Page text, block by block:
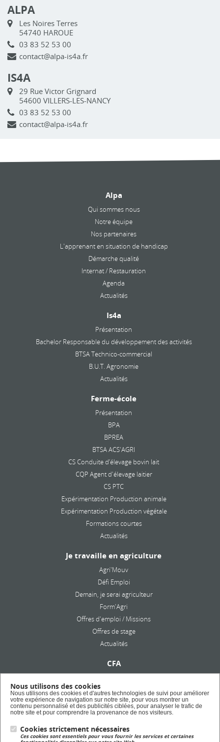
ALPA
Les Noires Terres
54740 HAROUE
03 83 52 53 00
contact@alpa-is4a.fr
IS4A
29 Rue Victor Grignard
54600 VILLERS-LES-NANCY
03 83 52 53 00
contact@alpa-is4a.fr
Alpa
Qui sommes nous
Notre équipe
Nos partenaires
L'apprenant en situation de handicap
Démarche qualité
Internat / Restauration
Agenda
Actualités
Is4a
Présentation
Bachelor Responsable du développement des activités
BTSA Technico-commercial
B.U.T. Agronomie
Actualités
Ferme-école
Présentation
BPA
BPREA
BTSA ACS'AGRI
CS Conduite d’élevage bovin lait
CQP Agent d'élevage laitier
CS PTC
Expérimentation Production animale
Expérimentation Production végétale
Formations courtes
Actualités
Je travaille en agriculture
Agri'Mouv
Défi Emploi
Demain, je serai agriculteur
Form'Agri
Offres d'emploi / Missions
Offres de stage
Actualités
CFA
Formation en alternance
Taxe d'apprentissage
Lycée Privé
Nous utilisons des cookies
Nous utilisons des cookies et d'autres technologies de suivi pour améliorer
votre expérience de navigation sur notre site, pour vous montrer un
contenu personnalisé et des publicités ciblées, pour analyser le trafic de
notre site et pour comprendre la provenance de nos visiteurs.
Cookies strictement nécessaires
Ces cookies sont essentiels pour vous fournir les services et certaines